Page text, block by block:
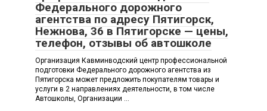
Федерального дорожного
агентства по адресу Пятигорск,
Нежнова, 36 в Пятигорске — цены,
телефон, отзывы об автошколе
Организация Кавминводский центр профессиональной
подготовки Федерального дорожного агентства из
Пятигорска может предложить покупателям товары и
услуги в 2 направлениях деятельности, в том числе
Автошколы, Организации ...